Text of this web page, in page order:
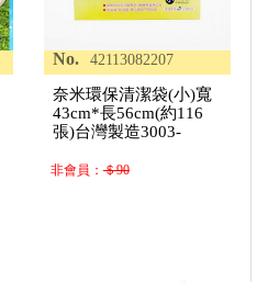
No. 42113082207
奈米環保清潔袋(小)寬
43cm*長56cm(約116
張)台灣製造3003-
非會員：＄90